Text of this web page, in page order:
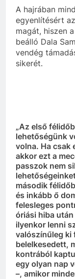
A hajrában
egyenlítésért
magát, hiszen
beálló Dala
vendég
sikerét.
„Az első
lehetőségünk
volna. Ha csak
akkor ezt a
passzok nem
második
és inkább ő
felesleges
óriási hiba
ilyenkor lenni
valószínűleg ki
belelkesedett,
kontrából
egy olyan nap
–, amikor